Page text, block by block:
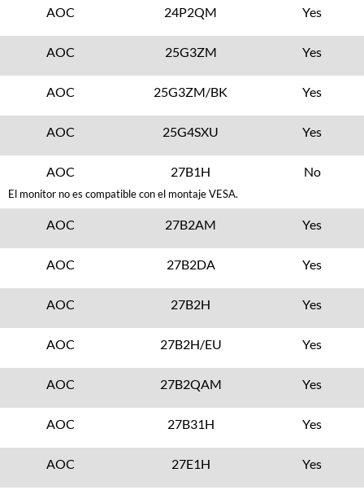
AOC 24P2QM Yes
AOC 25G3ZM Yes
AOC 25G3ZM/BK Yes
AOC 25G4SXU Yes
AOC 27B1H No
El monitor no es compatible con el montaje VESA.
AOC 27B2AM Yes
AOC 27B2DA Yes
AOC 27B2H Yes
AOC 27B2H/EU Yes
AOC 27B2QAM Yes
AOC 27B31H Yes
AOC 27E1H Yes